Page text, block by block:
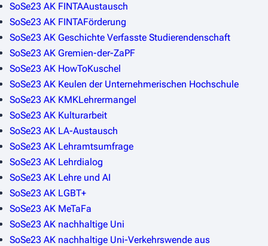
SoSe23 AK FINTAAustausch
SoSe23 AK FINTAFörderung
SoSe23 AK Geschichte Verfasste Studierendenschaft
SoSe23 AK Gremien-der-ZaPF
SoSe23 AK HowToKuschel
SoSe23 AK Keulen der Unternehmerischen Hochschule
SoSe23 AK KMKLehrermangel
SoSe23 AK Kulturarbeit
SoSe23 AK LA-Austausch
SoSe23 AK Lehramtsumfrage
SoSe23 AK Lehrdialog
SoSe23 AK Lehre und AI
SoSe23 AK LGBT+
SoSe23 AK MeTaFa
SoSe23 AK nachhaltige Uni
SoSe23 AK nachhaltige Uni-Verkehrswende aus